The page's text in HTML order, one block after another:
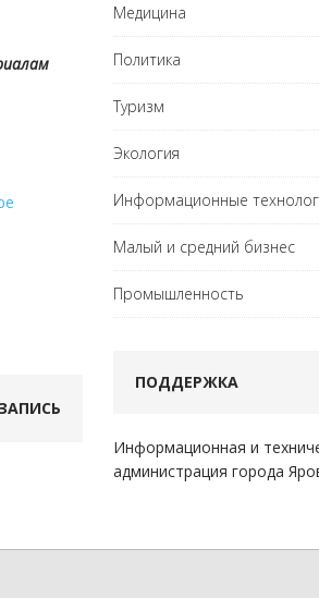
Медицина
Политика
Туризм
Экология
Информационные
Малый и средний бизнес
Промышленность
ПОДДЕРЖКА
Информационная и
администрация города